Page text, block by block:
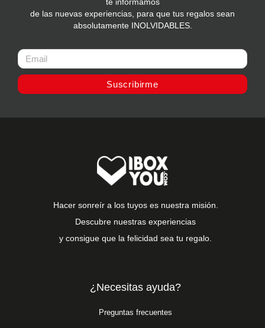
de las nuevas experiencias, para que tus regalos sean
absolutamente INOLVIDABLES.
Suscribirme
Hacer sonreír a los tuyos es nuestra misión.
Descubre nuestras experiencias
y consigue que la felicidad sea tu regalo.
¿Necesitas ayuda?
Preguntas frecuentes